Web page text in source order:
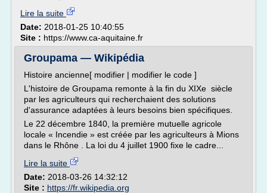
Lire la suite
Date: 2018-01-25 10:40:55
Site : https://www.ca-aquitaine.fr
Groupama — Wikipédia
Histoire ancienne[ modifier | modifier le code ]
L'histoire de Groupama remonte à la fin du XIXe siècle
par les agriculteurs qui recherchaient des solutions
d'assurance adaptées à leurs besoins bien spécifiques.
Le 22 décembre 1840, la première mutuelle agricole
locale « Incendie » est créée par les agriculteurs à Mions
dans le Rhône . La loi du 4 juillet 1900 fixe le cadre...
Lire la suite
Date: 2018-03-26 14:32:12
Site : https://fr.wikipedia.org